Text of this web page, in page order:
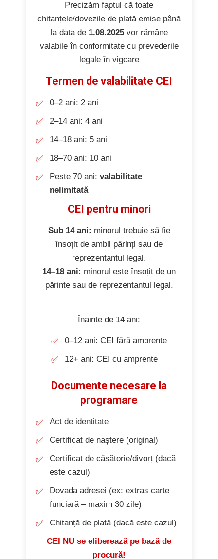
Precizăm faptul că toate
chitanțele/dovezile de plată emise până
la data de 1.08.2025vor rămâne
valabile în conformitate cu prevederile
legale în vigoare
Termen de valabilitate CEI
0–2 ani: 2 ani
2–14 ani: 4 ani
14–18 ani: 5 ani
18–70 ani: 10 ani
Peste 70 ani: valabilitate
nelimitată
CEI pentru minori
Sub 14 ani: minorul trebuie să fie
însoțit de ambii părinți sau de
reprezentantul legal.
14–18 ani: minorul este însoțit de un
părinte sau de reprezentantul legal.
Înainte de 14 ani:
0–12 ani: CEI fără amprente
12+ ani: CEI cu amprente
Documente necesare la
programare
Act de identitate
Certificat de naștere (original)
Certificat de căsătorie/divorț (dacă
este cazul)
Dovada adresei (ex: extras carte
funciară – maxim 30 zile)
Chitanță de plată (dacă este cazul)
CEI NU se eliberează pe bază de
procură!